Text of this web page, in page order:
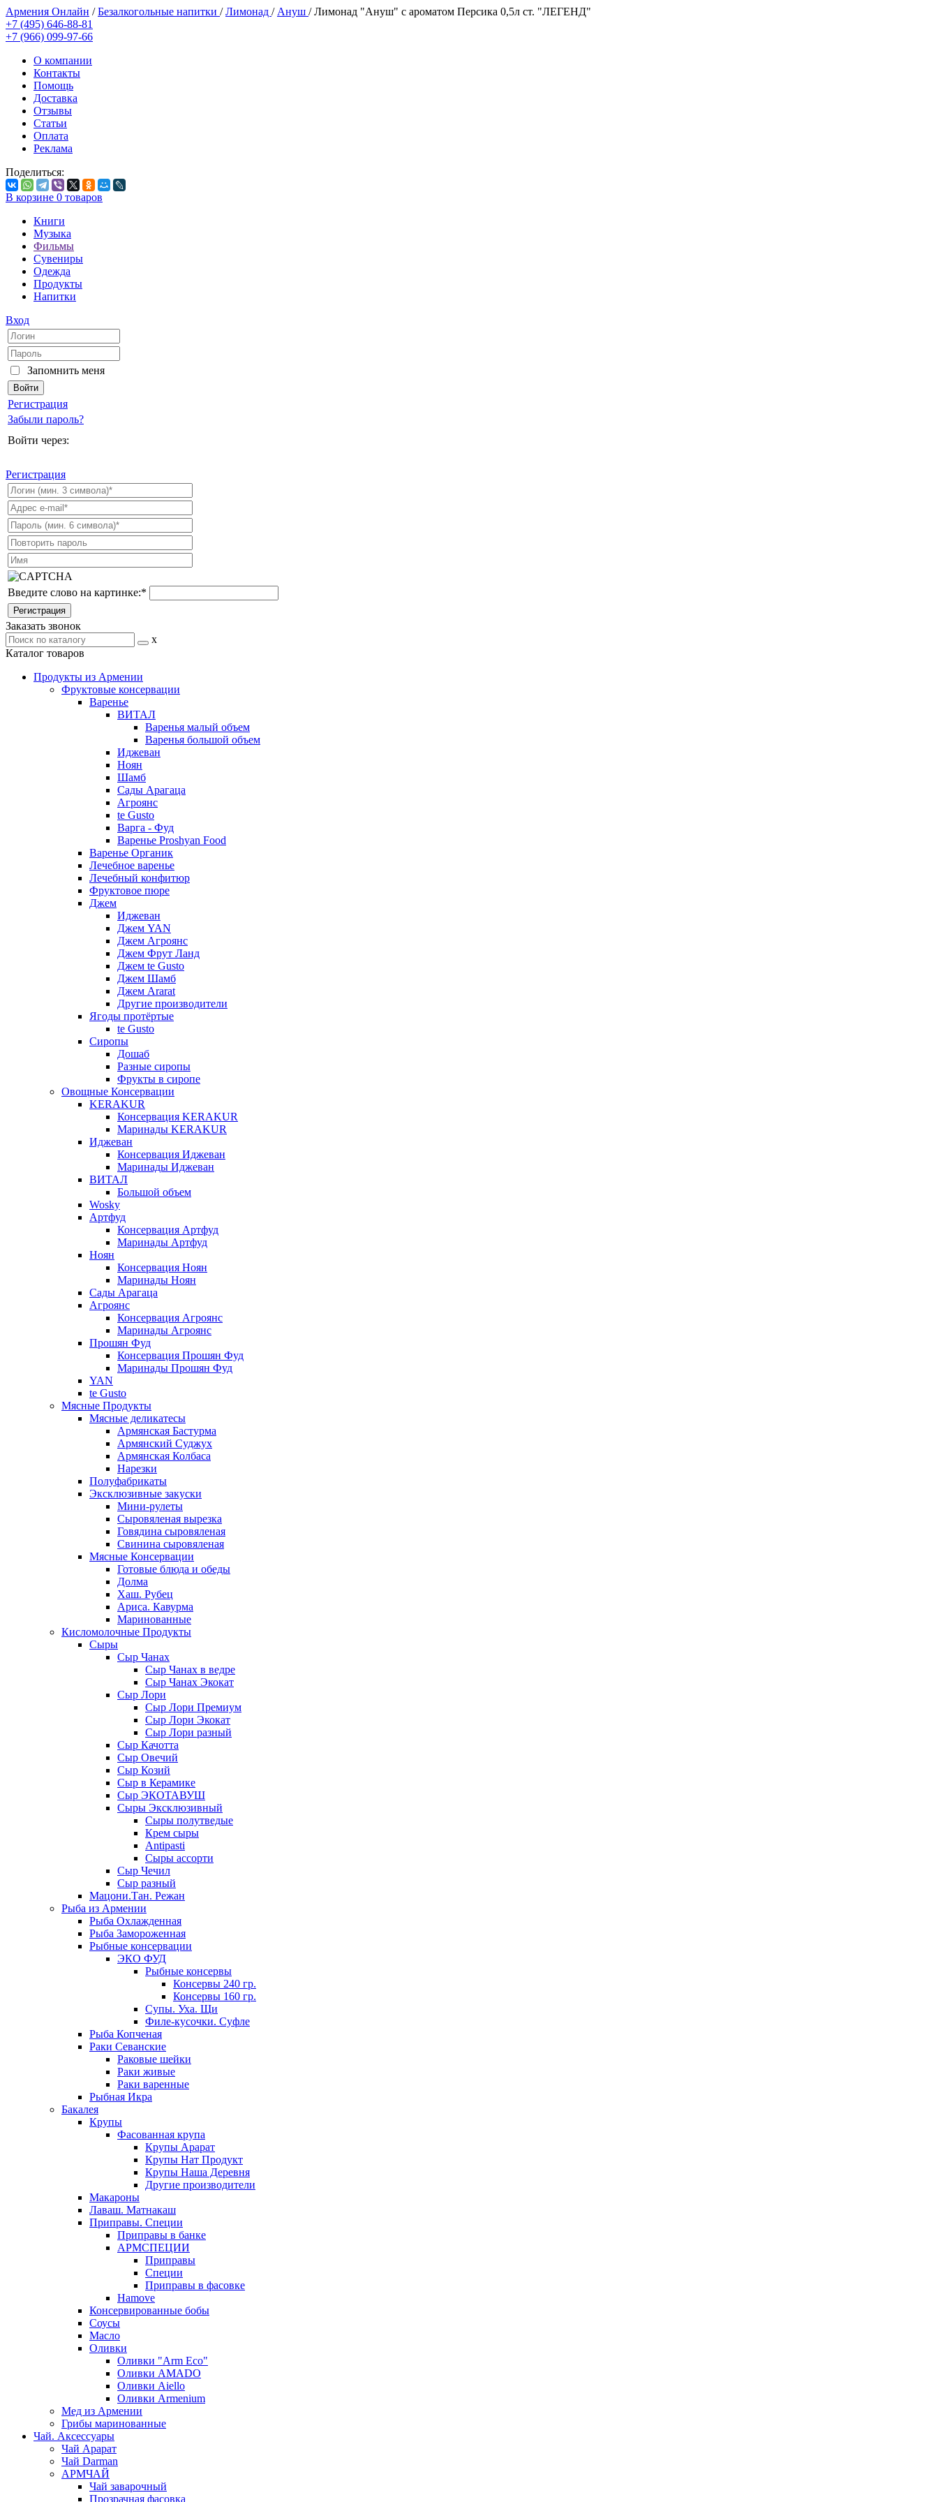
Армения Онлайн /Безалкогольные напитки /Лимонад / Ануш /Лимонад "Ануш" с ароматом Персика 0,5л ст. "ЛЕГЕНД"
+7 (495) 646-88-81
+7 (966) 099-97-66
О компании
Контакты
Помощь
Доставка
Отзывы
Статьи
Оплата
Реклама
Поделиться:
В корзине 0 товаров
Книги
Музыка
Фильмы
Сувениры
Одежда
Продукты
Напитки
Вход
Запомнить меня
Регистрация
Забыли пароль?
Войти через:
Регистрация
Введите слово на картинке:*
Заказать звонок
x
Каталог товаров
Продукты из Армении
Фруктовые консервации
Варенье
ВИТАЛ
Варенья малый объем
Варенья большой объем
Иджеван
Ноян
Шамб
Сады Арагаца
Агроянс
te Gusto
Варга - Фуд
Варенье Proshyan Food
Варенье Органик
Лечебное варенье
Лечебный конфитюр
Фруктовое пюре
Джем
Иджеван
Джем YAN
Джем Агроянс
Джем Фрут Ланд
Джем te Gusto
Джем Шамб
Джем Ararat
Другие производители
Ягоды протёртые
te Gusto
Сиропы
Дошаб
Разные сиропы
Фрукты в сиропе
Овощные Консервации
KERAKUR
Консервация KERAKUR
Маринады KERAKUR
Иджеван
Консервация Иджеван
Маринады Иджеван
ВИТАЛ
Большой объем
Wosky
Артфуд
Консервация Артфуд
Маринады Артфуд
Ноян
Консервация Ноян
Маринады Ноян
Сады Арагаца
Агроянс
Консервация Агроянс
Маринады Агроянс
Прошян Фуд
Консервация Прошян Фуд
Маринады Прошян Фуд
YAN
te Gusto
Мясные Продукты
Мясные деликатесы
Армянская Бастурма
Армянский Суджух
Армянская Колбаса
Нарезки
Полуфабрикаты
Эксклюзивные закуски
Мини-рулеты
Сыровяленая вырезка
Говядина сыровяленая
Свинина сыровяленая
Мясные Консервации
Готовые блюда и обеды
Долма
Хаш. Рубец
Ариса. Кавурма
Маринованные
Кисломолочные Продукты
Сыры
Сыр Чанах
Сыр Чанах в ведре
Сыр Чанах Экокат
Сыр Лори
Сыр Лори Премиум
Сыр Лори Экокат
Сыр Лори разный
Сыр Качотта
Сыр Овечий
Сыр Козий
Сыр в Керамике
Сыр ЭКОТАВУШ
Сыры Эксклюзивный
Сыры полутведые
Крем сыры
Antipasti
Сыры ассорти
Сыр Чечил
Сыр разный
Мацони.Тан. Режан
Рыба из Армении
Рыба Охлажденная
Рыба Замороженная
Рыбные консервации
ЭКО ФУД
Рыбные консервы
Консервы 240 гр.
Консервы 160 гр.
Супы. Уха. Щи
Филе-кусочки. Суфле
Рыба Копченая
Раки Севанские
Раковые шейки
Раки живые
Раки варенные
Рыбная Икра
Бакалея
Крупы
Фасованная крупа
Крупы Арарат
Крупы Нат Продукт
Крупы Наша Деревня
Другие производители
Макароны
Лаваш. Матнакаш
Приправы. Специи
Приправы в банке
АРМСПЕЦИИ
Приправы
Специи
Приправы в фасовке
Hamove
Консервированные бобы
Соусы
Масло
Оливки
Оливки "Arm Eco"
Оливки AMADO
Оливки Aiello
Оливки Armenium
Мед из Армении
Грибы маринованные
Чай. Аксессуары
Чай Арарат
Чай Darman
АРМЧАЙ
Чай заварочный
Прозрачная фасовка